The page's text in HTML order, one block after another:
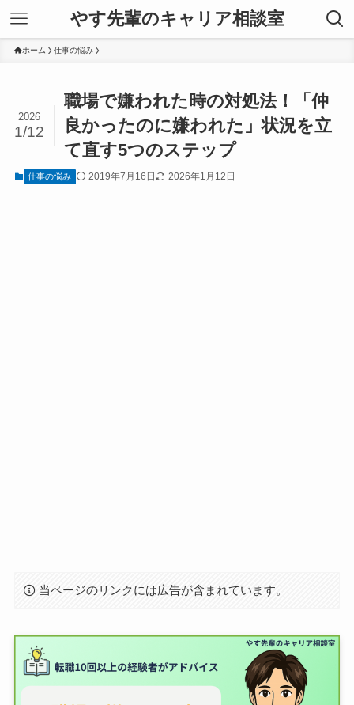
やす先輩のキャリア相談室
ホーム 仕事の悩み
職場で嫌われた時の対処法！「仲
良かったのに嫌われた」状況を立
て直す5つのステップ
2026
1/12
仕事の悩み 2019年7月16日 2026年1月12日
当ページのリンクには広告が含まれています。